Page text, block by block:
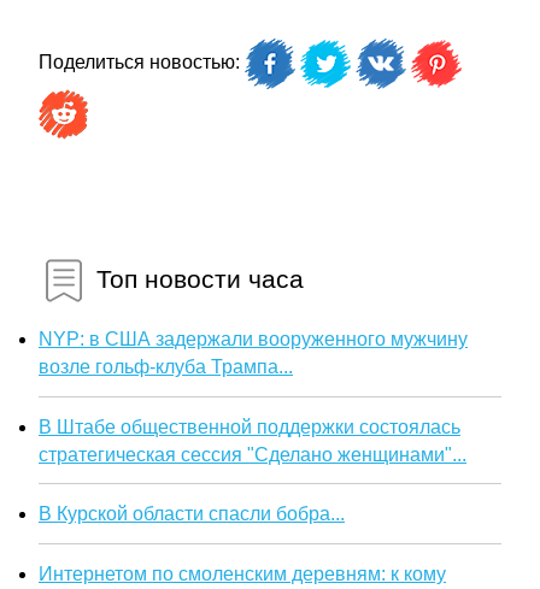
Поделиться новостью:
Топ новости часа
NYP: в США задержали вооруженного мужчину
возле гольф-клуба Трампа...
В Штабе общественной поддержки состоялась
стратегическая сессия "Сделано женщинами"...
В Курской области спасли бобра...
Интернетом по смоленским деревням: к кому